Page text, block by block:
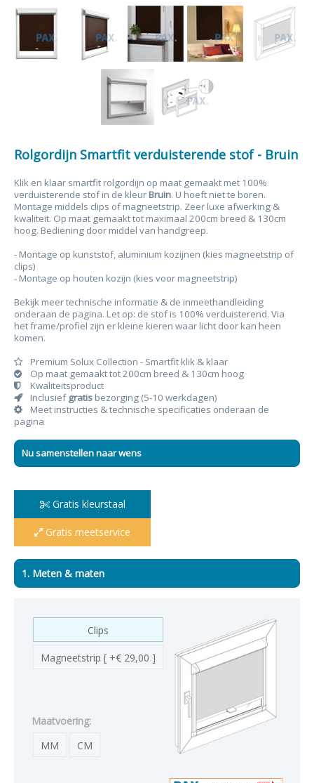
Rolgordijn Smartfit verduisterende stof - Bruin
Klik en klaar smartfit rolgordijn op maat gemaakt met 100%
verduisterende stof in de kleur Bruin. U hoeft niet te boren.
Montage middels clips of magneetstrip. Zeer luxe afwerking &
kwaliteit. Op maat gemaakt tot maximaal 200cm breed & 130cm
hoog. Bediening door middel van handgreep.
- Montage op kunststof, aluminium kozijnen (kies magneetstrip of
clips)
- Montage op houten kozijn (kies voor magneetstrip)
Bekijk meer technische informatie & de inmeethandleiding
onderaan de pagina. Let op: de stof is 100% verduisterend. Via
het frame/profiel zijn er kleine kieren waar licht door kan heen
komen.
Premium Solux Collection - Smartfit klik & klaar
Op maat gemaakt tot 200cm breed & 130cm hoog
Kwaliteitsproduct
Inclusiefgratis bezorging (5-10 werkdagen)
Meet instructies & technische specificaties onderaan de
pagina
Nu samenstellen naar wens
Gratis kleurstaal
Gratis meetservice
1. Meten & maten
Clips
Magneetstrip [ +€ 29,00 ]
Maatvoering:
MM
CM